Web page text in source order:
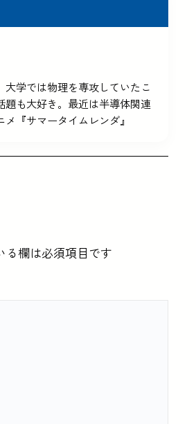
学では物理を専攻していたこ
も大好き。最近は半導体関連
『サマータイムレンダ』
る欄は必須項目です